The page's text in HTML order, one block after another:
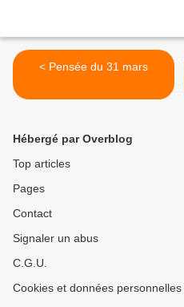
< Pensée du 31 mars
Hébergé par Overblog
Top articles
Pages
Contact
Signaler un abus
C.G.U.
Cookies et données personnelles